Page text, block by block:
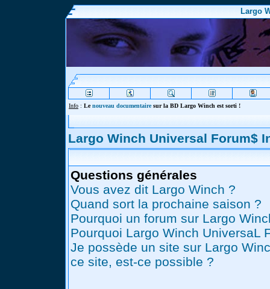
Largo
Info : Lenouveau documentairesur la BD Largo Winch est sorti !
Largo Winch Universal Forum$
Questions générales
Vous avez dit Largo Winch ?
Quand sort la prochaine saison ?
Pourquoi un forum sur Largo
Pourquoi Largo Winch UniversaL
Je possède un site sur Largo
ce site, est-ce possible ?